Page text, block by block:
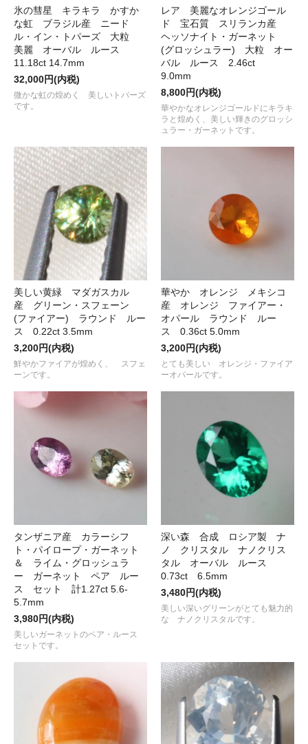
氷の彗星 キラキラ かすか
な虹 ブラジル産 ニード
ル・イン・トパーズ 大粒
美麗 オーバル ルース
11.18ct 14.7mm
32,000円(内税)
微かな虹の煌めく 美しいトパーズ
です。
レア 美麗なオレンジゴール
ド 宝石質 スリランカ産
ヘッソナイト・ガーネット
(グロッシュラー) 大粒 オー
バル ルース 2.46ct
9.0mm
8,800円(内税)
華やかなオレンジゴールドにキラキ
ラと煌めく、美しい輝きのグロッシ
ュラー・ガーネットです。
美しい黄緑 マダガスカル
産 グリーン・スフェーン
(ファイアー) ラウンド ルー
ス 0.22ct 3.5mm
3,200円(内税)
鮮やかファイアが煌めく、 スフェ
ーンです。
華やか オレンジ メキシコ
産 オレンジ ファイアー・
オパール ラウンド ルー
ス 0.36ct 5.0mm
3,200円(内税)
とても美しい オレンジ・ファイア
ーオパールです。
タンザニア産 カラーシフ
ト・パイロープ・ガーネット
＆ ライム・グロッシュラ
ー ガーネット ペア ルー
ス セット 計1.27ct 5.6-
5.7mm
3,980円(内税)
美しいガーネットのペア・ルース
セットです。
深い森 合成 ロシア製 ナ
ノ クリスタル ナノクリス
タル オーバル ルース
0.73ct 6.5mm
3,480円(内税)
美しい深いグリーンがとても魅力的
な ナノクリスタルです。